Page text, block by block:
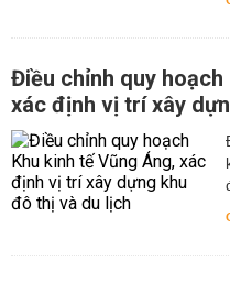
Điều chỉnh quy hoạch
xác định vị trí xây